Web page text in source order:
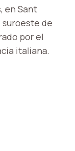
en Sant
suroeste de
por el
italiana.